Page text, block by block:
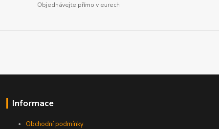
Objednávejte přímo v eurech
Informace
Obchodní podmínky